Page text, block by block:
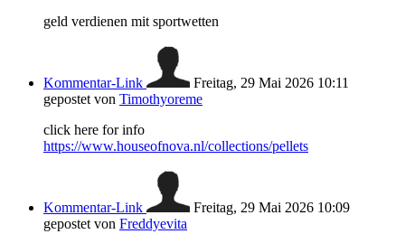
geld verdienen mit sportwetten
Kommentar-Link
Freitag, 29 Mai 2026 10:11
gepostet von Timothyoreme
click here for info
https://www.houseofnova.nl/collections/pellets
Kommentar-Link
Freitag, 29 Mai 2026 10:09
gepostet von Freddyevita